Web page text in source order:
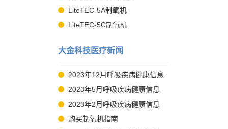
LiteTEC-5A制氧机
LiteTEC-5C制氧机
大金科技医疗新闻
2023年12月呼吸疾病健康信息
2023年5月呼吸疾病健康信息
2023年2月呼吸疾病健康信息
购买制氧机指南